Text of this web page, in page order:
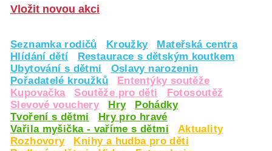
Vložit novou akci
Seznamka rodičů Kroužky
Mateřská centra
Hlídání dětí
Restaurace s dětským koutkem
Ubytování s dětmi
Oslavy narozenin
Pořadatelé kroužků
Ententýky soutěže
Kupovačka
Soutěže pro děti
Fotosoutěž
Slevové vouchery
Hry
Pohádky
Tvoření s dětmi
Hry pro hravé
Vařila myšička - vaříme s dětmi
Aktuality
Rozhovory
Knihy a hudba pro děti